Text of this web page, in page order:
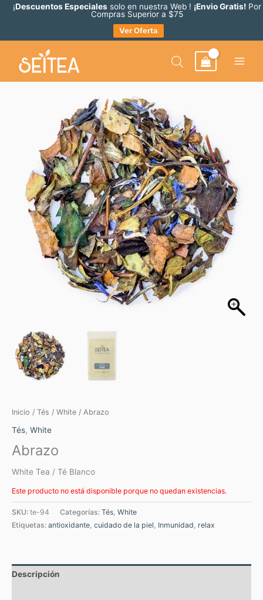
¡Descuentos Especialessolo en nuestra Web ! ¡Envio Gratis!Por
Compras Superior a $75
Ver Oferta
Inicio / Tés / White / Abrazo
Tés, White
Abrazo
White Tea / Té Blanco
Este producto no está disponible porque no quedan existencias.
SKU: te-94 Categorías: Tés, White
Etiquetas: antioxidante, cuidado de la piel, Inmunidad, relax
Descripción